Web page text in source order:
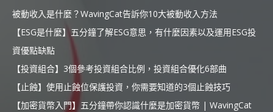
被動收入是什麼？WavingCat告訴你10大被動收入方法
【ESG是什麼】五分鐘了解ESG意思，有什麼因素以及運用ESG投
資優點缺點
【投資組合】3個參考投資組合比例，投資組合優化6部曲
【止蝕】使用止蝕位保護投資，你需要知道的3個止蝕技巧
【加密貨幣入門】五分鐘帶你認識什麼是加密貨幣 | WavingCat